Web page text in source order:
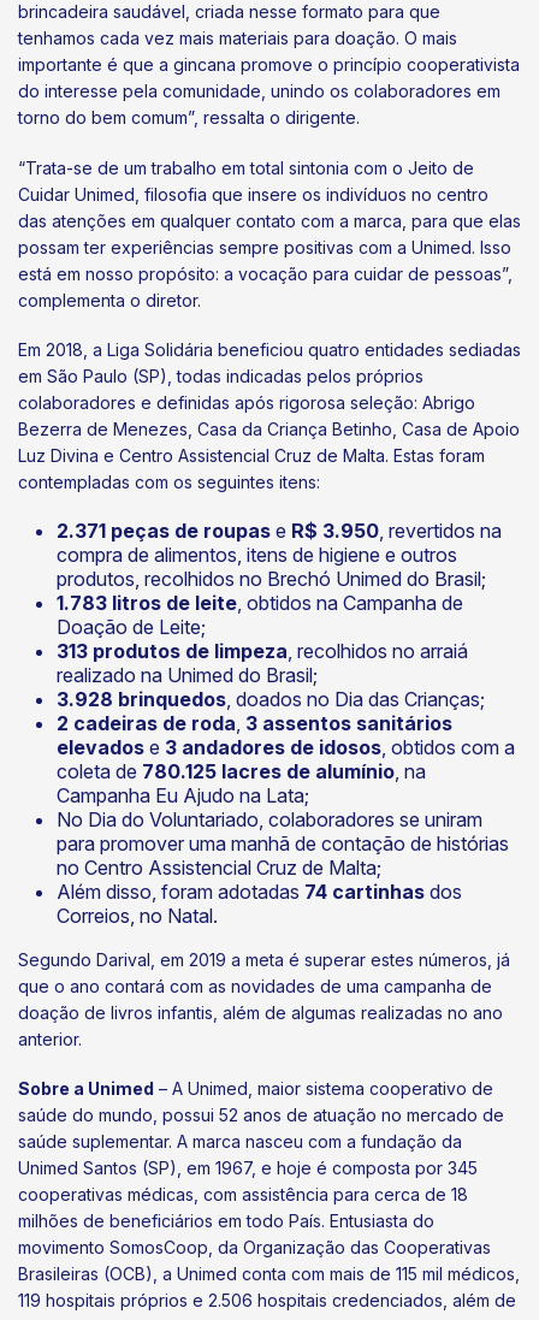
brincadeira saudável, criada nesse formato para que
tenhamos cada vez mais materiais para doação. O mais
importante é que a gincana promove o princípio cooperativista
do interesse pela comunidade, unindo os colaboradores em
torno do bem comum”, ressalta o dirigente.
“Trata-se de um trabalho em total sintonia com o Jeito de
Cuidar Unimed, filosofia que insere os indivíduos no centro
das atenções em qualquer contato com a marca, para que elas
possam ter experiências sempre positivas com a Unimed. Isso
está em nosso propósito: a vocação para cuidar de pessoas”,
complementa o diretor.
Em 2018, a Liga Solidária beneficiou quatro entidades sediadas
em São Paulo (SP), todas indicadas pelos próprios
colaboradores e definidas após rigorosa seleção: Abrigo
Bezerra de Menezes, Casa da Criança Betinho, Casa de Apoio
Luz Divina e Centro Assistencial Cruz de Malta. Estas foram
contempladas com os seguintes itens:
2.371 peças de roupas e R$ 3.950 , revertidos na
compra de alimentos, itens de higiene e outros
produtos, recolhidos no Brechó Unimed do Brasil;
1.783 litros de leite , obtidos na Campanha de
Doação de Leite;
313 produtos de limpeza , recolhidos no arraiá
realizado na Unimed do Brasil;
3.928 brinquedos , doados no Dia das Crianças;
2 cadeiras de roda 3 assentos sanitários
elevados e 3 andadores de idosos , obtidos com a
coleta de 780.125 lacres de alumínio , na
Campanha Eu Ajudo na Lata;
No Dia do Voluntariado, colaboradores se uniram
para promover uma manhã de contação de histórias
no Centro Assistencial Cruz de Malta;
Além disso, foram adotadas 74 cartinhas dos
Correios, no Natal.
Segundo Darival, em 2019 a meta é superar estes números, já
que o ano contará com as novidades de uma campanha de
doação de livros infantis, além de algumas realizadas no ano
anterior.
Sobre a Unimed – A Unimed, maior sistema cooperativo de
saúde do mundo, possui 52 anos de atuação no mercado de
saúde suplementar. A marca nasceu com a fundação da
Unimed Santos (SP), em 1967, e hoje é composta por 345
cooperativas médicas, com assistência para cerca de 18
milhões de beneficiários em todo País. Entusiasta do
movimento SomosCoop, da Organização das Cooperativas
Brasileiras (OCB), a Unimed conta com mais de 115 mil médicos,
119 hospitais próprios e 2.506 hospitais credenciados, além de